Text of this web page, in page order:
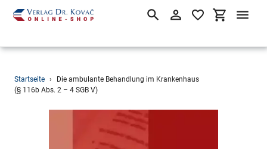
Direkt
zum
SuchenEinloggen
Startseite ›
Die ambulante Behandlung im Krankenhaus
(§ 116b Abs. 2 – 4 SGB V)